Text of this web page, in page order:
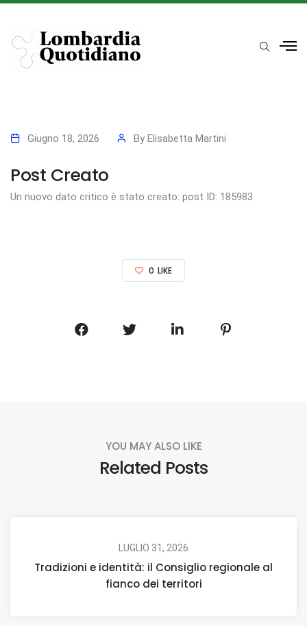
Giugno 18, 2026 By Elisabetta Martini
Post Creato
Un nuovo dato critico è stato creato: post ID: 185983
0 LIKE
YOU MAY ALSO LIKE
Related Posts
LUGLIO 31, 2026
Tradizioni e identità: il Consiglio regionale al
fianco dei territori